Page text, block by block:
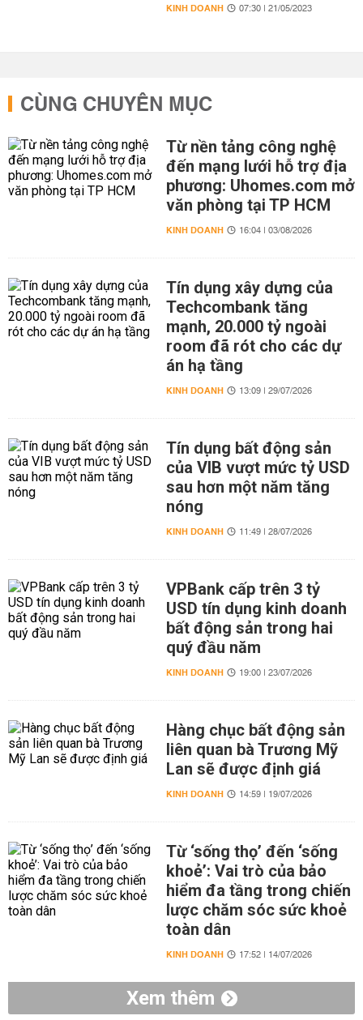
KINH DOANH 07:30 | 21/05/2023
CÙNG CHUYÊN MỤC
Từ nền tảng công nghệ
đến mạng lưới hỗ trợ địa
phương: Uhomes.com mở
văn phòng tại TP HCM
KINH DOANH 16:04 | 03/08/2026
Tín dụng xây dựng của
Techcombank tăng
mạnh, 20.000 tỷ ngoài
room đã rót cho các dự
án hạ tầng
KINH DOANH 13:09 | 29/07/2026
Tín dụng bất động sản
của VIB vượt mức tỷ USD
sau hơn một năm tăng
nóng
KINH DOANH 11:49 | 28/07/2026
VPBank cấp trên 3 tỷ
USD tín dụng kinh doanh
bất động sản trong hai
quý đầu năm
KINH DOANH 19:00 | 23/07/2026
Hàng chục bất động sản
liên quan bà Trương Mỹ
Lan sẽ được định giá
KINH DOANH 14:59 | 19/07/2026
Từ ‘sống thọ’ đến ‘sống
khoẻ’: Vai trò của bảo
hiểm đa tầng trong chiến
lược chăm sóc sức khoẻ
toàn dân
KINH DOANH 17:52 | 14/07/2026
Xem thêm